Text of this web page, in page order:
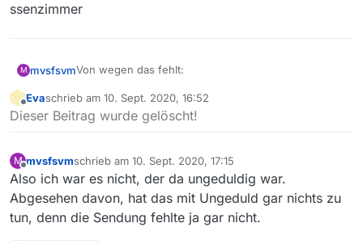
ssenzimmer
M mvsfsvmVon wegen das fehlt:
https://mediathekviewweb.de/#query=fliegende%20
Klassenzimmer
Offline
Evaschrieb am 10. Sept. 2020, 16:52
zuletzt editiert von
Dieser Beitrag wurde gelöscht!
M
Offline
mvsfsvmschrieb am 10. Sept. 2020, 17:15
zuletzt editiert von
Also ich war es nicht, der da ungeduldig war.
Abgesehen davon, hat das mit Ungeduld gar nichts zu
tun, denn die Sendung fehlte ja gar nicht.